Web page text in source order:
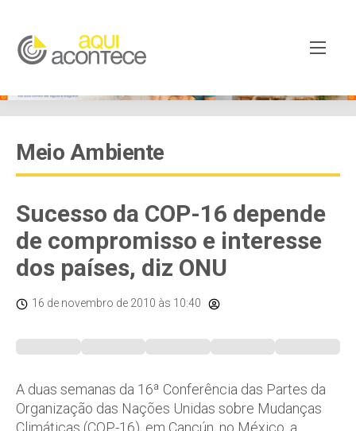
Meio Ambiente
Sucesso da COP-16 depende
de compromisso e interesse
dos países, diz ONU
16 de novembro de 2010 às 10:40
A duas semanas da 16ª Conferência das Partes da
Organização das Nações Unidas sobre Mudanças
Climáticas (COP-16), em Cancún, no México, a